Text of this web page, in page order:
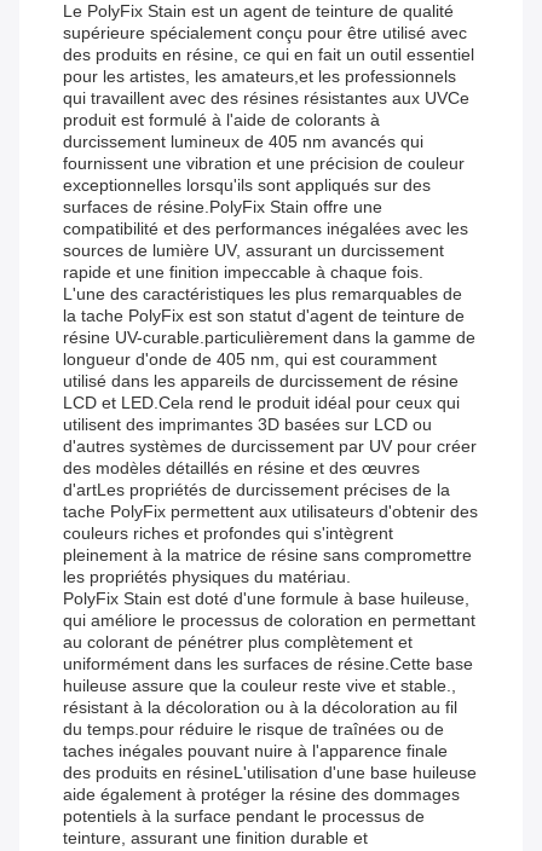
Le PolyFix Stain est un agent de teinture de qualité
supérieure spécialement conçu pour être utilisé avec
des produits en résine, ce qui en fait un outil essentiel
pour les artistes, les amateurs,et les professionnels
qui travaillent avec des résines résistantes aux UVCe
produit est formulé à l'aide de colorants à
durcissement lumineux de 405 nm avancés qui
fournissent une vibration et une précision de couleur
exceptionnelles lorsqu'ils sont appliqués sur des
surfaces de résine.PolyFix Stain offre une
compatibilité et des performances inégalées avec les
sources de lumière UV, assurant un durcissement
rapide et une finition impeccable à chaque fois.
L'une des caractéristiques les plus remarquables de
la tache PolyFix est son statut d'agent de teinture de
résine UV-curable.particulièrement dans la gamme de
longueur d'onde de 405 nm, qui est couramment
utilisé dans les appareils de durcissement de résine
LCD et LED.Cela rend le produit idéal pour ceux qui
utilisent des imprimantes 3D basées sur LCD ou
d'autres systèmes de durcissement par UV pour créer
des modèles détaillés en résine et des œuvres
d'artLes propriétés de durcissement précises de la
tache PolyFix permettent aux utilisateurs d'obtenir des
couleurs riches et profondes qui s'intègrent
pleinement à la matrice de résine sans compromettre
les propriétés physiques du matériau.
PolyFix Stain est doté d'une formule à base huileuse,
qui améliore le processus de coloration en permettant
au colorant de pénétrer plus complètement et
uniformément dans les surfaces de résine.Cette base
huileuse assure que la couleur reste vive et stable.,
résistant à la décoloration ou à la décoloration au fil
du temps.pour réduire le risque de traînées ou de
taches inégales pouvant nuire à l'apparence finale
des produits en résineL'utilisation d'une base huileuse
aide également à protéger la résine des dommages
potentiels à la surface pendant le processus de
teinture, assurant une finition durable et